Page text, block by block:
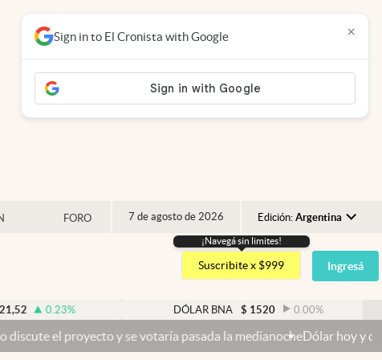
FORO 7 de agosto de 2026 Edición: Argentina
Argentina
España
USA
¡Navegá sin limites!
Suscribite x $999 Ingresá
% DÓLAR BNA $ 1520 0.00%
y se votaría pasada la medianocheDólar hoy y dólar blue hoy:
Sign in to El Cronista with Google ×